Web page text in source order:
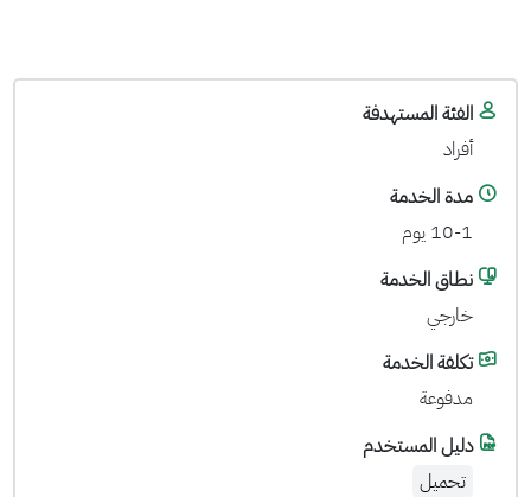
الفئة المستهدفة
أفراد
مدة الخدمة
10-1 يوم
نطاق الخدمة
خارجي
تكلفة الخدمة
مدفوعة
دليل المستخدم
تحميل